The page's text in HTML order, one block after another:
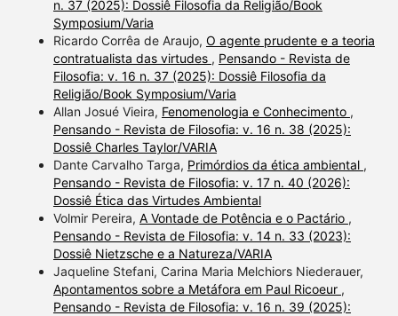
n. 37 (2025): Dossiê Filosofia da Religião/Book
Symposium/Varia
Ricardo Corrêa de Araujo, O agente prudente e a teoria
contratualista das virtudes , Pensando - Revista de
Filosofia: v. 16 n. 37 (2025): Dossiê Filosofia da
Religião/Book Symposium/Varia
Allan Josué Vieira, Fenomenologia e Conhecimento ,
Pensando - Revista de Filosofia: v. 16 n. 38 (2025):
Dossiê Charles Taylor/VARIA
Dante Carvalho Targa, Primórdios da ética ambiental ,
Pensando - Revista de Filosofia: v. 17 n. 40 (2026):
Dossiê Ética das Virtudes Ambiental
Volmir Pereira, A Vontade de Potência e o Pactário ,
Pensando - Revista de Filosofia: v. 14 n. 33 (2023):
Dossiê Nietzsche e a Natureza/VARIA
Jaqueline Stefani, Carina Maria Melchiors Niederauer,
Apontamentos sobre a Metáfora em Paul Ricoeur ,
Pensando - Revista de Filosofia: v. 16 n. 39 (2025):